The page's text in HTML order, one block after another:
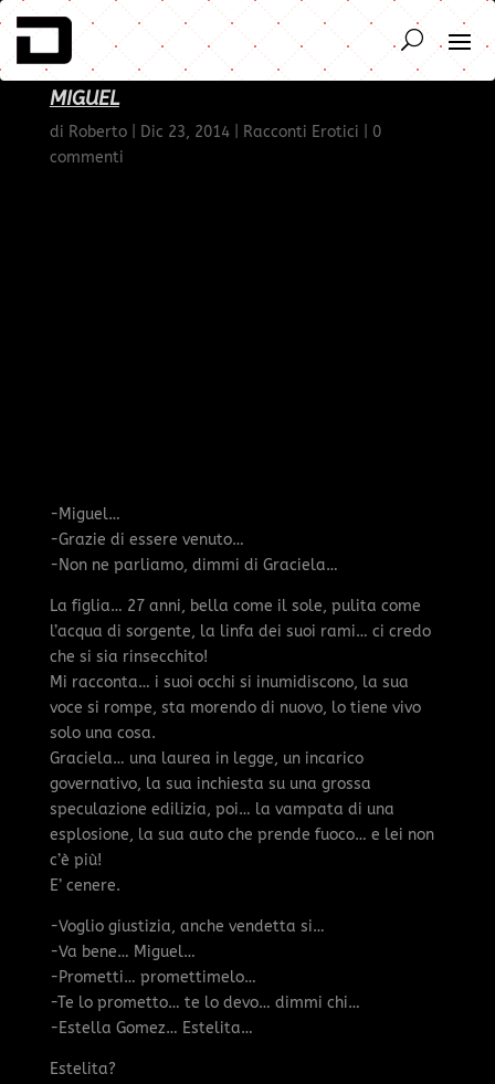
MIGUEL
di Roberto| Dic 23, 2014| Racconti Erotici
0
commenti
-Miguel…
-Grazie di essere venuto…
-Non ne parliamo, dimmi di Graciela…
La figlia… 27 anni, bella come il sole, pulita come
l’acqua di sorgente, la linfa dei suoi rami… ci credo
che si sia rinsecchito!
Mi racconta… i suoi occhi si inumidiscono, la sua
voce si rompe, sta morendo di nuovo, lo tiene vivo
solo una cosa.
Graciela… una laurea in legge, un incarico
governativo, la sua inchiesta su una grossa
speculazione edilizia, poi… la vampata di una
esplosione, la sua auto che prende fuoco… e lei non
c’è più!
E’ cenere.
-Voglio giustizia, anche vendetta si…
-Va bene… Miguel…
-Prometti… promettimelo…
-Te lo prometto… te lo devo… dimmi chi…
-Estella Gomez… Estelita…
Estelita?